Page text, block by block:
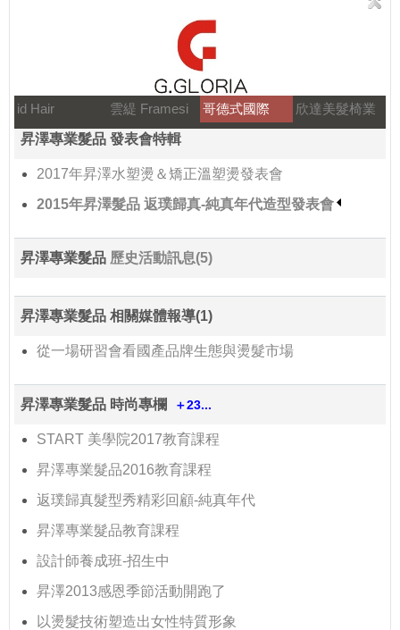
id Hair 雲緹 Framesi 哥德式國際
欣達美髮椅業
昇澤專業髮品 發表會特輯
2017年昇澤水塑燙＆矯正溫塑燙發表會
2015年昇澤髮品 返璞歸真-純真年代造型發表會
昇澤專業髮品 歷史活動訊息(5)
昇澤專業髮品 相關媒體報導(1)
從一場研習會看國產品牌生態與燙髮市場
昇澤專業髮品 時尚專欄 ＋23...
START 美學院2017教育課程
昇澤專業髮品2016教育課程
返璞歸真髮型秀精彩回顧-純真年代
昇澤專業髮品教育課程
設計師養成班-招生中
昇澤2013感恩季節活動開跑了
以燙髮技術塑造出女性特質形象